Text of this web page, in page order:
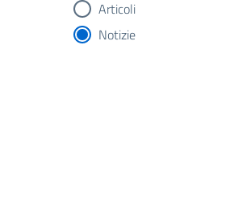
tipologia di articoli
Articoli
Notizie